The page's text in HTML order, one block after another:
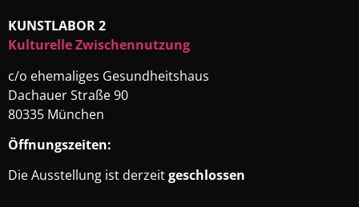
KUNSTLABOR 2
Kulturelle Zwischennutzung
c/o ehemaliges Gesundheitshaus
Dachauer Straße 90
80335 München
Öffnungszeiten:
Die Ausstellung ist derzeitgeschlossen